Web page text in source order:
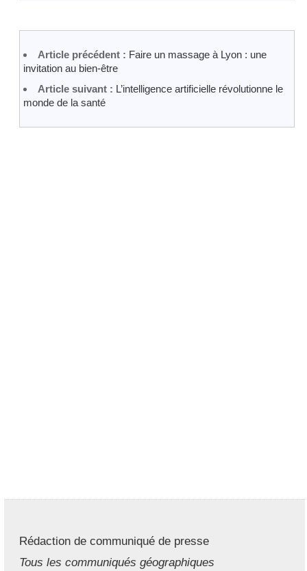
Article précédent : Faire un massage à Lyon : une
invitation au bien-être
Article suivant : L’intelligence artificielle révolutionne le
monde de la santé
Rédaction de communiqué de presse
Tous les communiqués géographiques